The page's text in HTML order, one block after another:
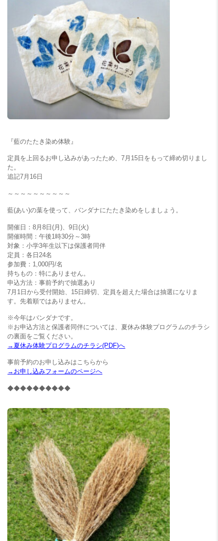
『藍のたたき染め体験』
定員を上回るお申し込みがあったため、7月15日をもって締め切りまし
た。
追記7月16日
～～～～～～～～～～
藍(あい)の葉を使って、バンダナにたたき染めをしましょう。
開催日：8月8日(月)、9日(火)
開催時間：午後1時30分～3時
対象：小学3年生以下は保護者同伴
定員：各日24名
参加費：1,000円/名
持ちもの：特にありません。
申込方法：事前予約で抽選あり
7月1日から受付開始、15日締切、定員を超えた場合は抽選になりま
す。先着順ではありません。
※今年はバンダナです。
※お申込方法と保護者同伴については、夏休み体験プログラムのチラシ
の裏面をご覧ください。
→夏休み体験プログラムのチラシ(PDF)へ
事前予約のお申し込みはこちらから
→お申し込みフォームのページへ
◆◆◆◆◆◆◆◆◆◆